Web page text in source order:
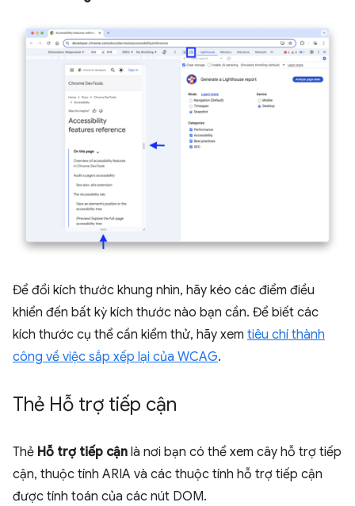
Để đổi kích thước khung nhìn, hãy kéo các điểm điều
khiển đến bất kỳ kích thước nào bạn cần. Để biết các
kích thước cụ thể cần kiểm thử, hãy xem tiêu chí thành
công về việc sắp xếp lại của WCAG.
Thẻ Hỗ trợ tiếp cận
Thẻ Hỗ trợ tiếp cận là nơi bạn có thể xem cây hỗ trợ tiếp
cận, thuộc tính ARIA và các thuộc tính hỗ trợ tiếp cận
được tính toán của các nút DOM.